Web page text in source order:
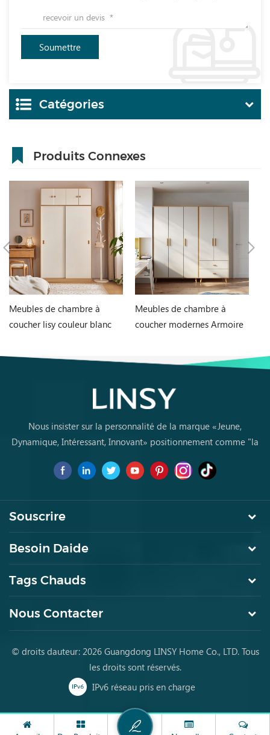
Catégories
Produits Connexes
Meubles de chambre à
coucher lisy couleur blanc
ls466d6-a
Meubles de chambre à
coucher modernes Armoire
Nous insister sur la personnalité de la marque «Jeune,
Dynamique, Intéressant, Innovant» positionnement comme "la
pour la première fois
Souscrire
Besoin Daide
Tags Chauds
Nous Contacter
© droits dauteur: 2026 Guangdong LINSY Home Co., LTD. Tous
les droits sont réservés.
IPv6 réseau pris en charge